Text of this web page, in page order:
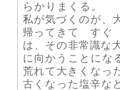
らかりまくる。
私が気づくのが、
帰ってきて すぐ
は、その非常識な
に向かうことにな
荒れて大きくなっ
古くなった塩辛な